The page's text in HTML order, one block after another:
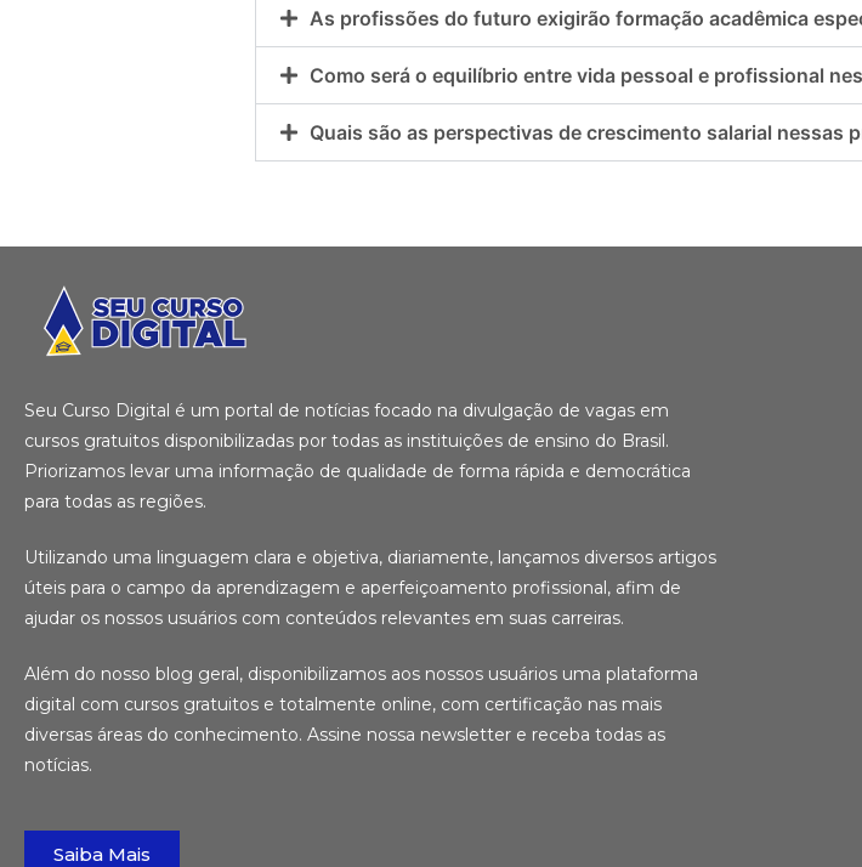
As profissões do futuro exigirão formação acadêmica
Como será o equilíbrio entre vida pessoal e profissional
Quais são as perspectivas de crescimento salarial nessas
Seu Curso Digital é um portal de notícias focado na divulgação de vagas em
cursos gratuitos disponibilizadas por todas as instituições de ensino do Brasil.
Priorizamos levar uma informação de qualidade de forma rápida e democrática
para todas as regiões.
Utilizando uma linguagem clara e objetiva, diariamente, lançamos diversos artigos
úteis para o campo da aprendizagem e aperfeiçoamento profissional, afim de
ajudar os nossos usuários com conteúdos relevantes em suas carreiras.
Além do nosso blog geral, disponibilizamos aos nossos usuários uma plataforma
digital com cursos gratuitos e totalmente online, com certificação nas mais
diversas áreas do conhecimento. Assine nossa newsletter e receba todas as
notícias.
Saiba Mais